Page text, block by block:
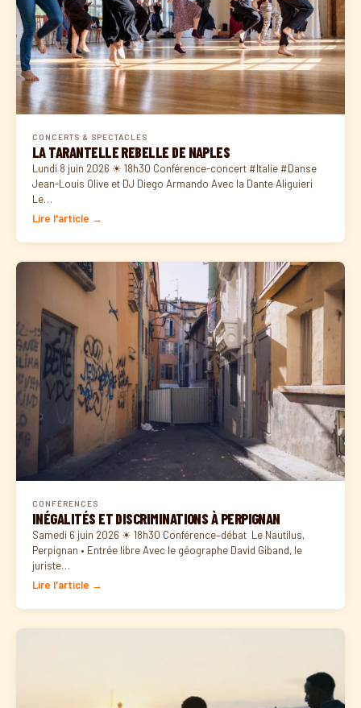
CONCERTS & SPECTACLES
LA TARANTELLE REBELLE DE NAPLES
Lundi 8 juin 2026 ☀ 18h30 Conférence-concert #Italie #Danse
Jean-Louis Olive et DJ Diego Armando Avec la Dante Aliguieri
Le…
Lire l'article →
CONFÉRENCES
INÉGALITÉS ET DISCRIMINATIONS À PERPIGNAN
Samedi 6 juin 2026 ☀ 18h30 Conférence–débat Le Nautilus,
Perpignan • Entrée libre Avec le géographe David Giband, le
juriste…
Lire l'article →